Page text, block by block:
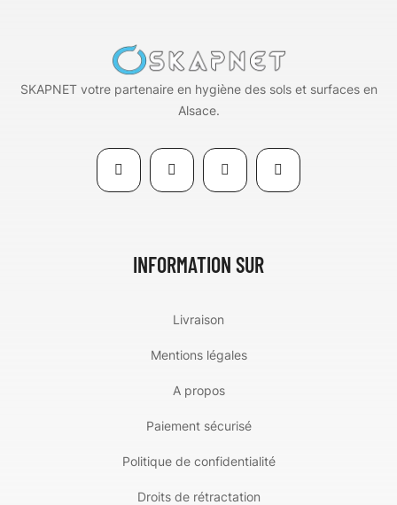
SKAPNET votre partenaire en hygiène des sols et surfaces en
Alsace.
INFORMATION SUR
Livraison
Mentions légales
A propos
Paiement sécurisé
Politique de confidentialité
Droits de rétractation